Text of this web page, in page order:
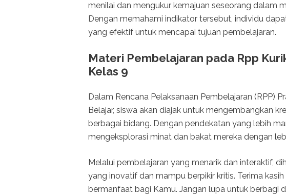
menilai dan mengukur kemajuan seseorang dalam
Dengan memahami indikator tersebut, individu
yang efektif untuk mencapai tujuan pembelajaran.
Materi Pembelajaran pada Rpp
Kelas 9
Dalam Rencana Pelaksanaan Pembelajaran (RPP)
Belajar, siswa akan diajak untuk mengembangkan
berbagai bidang. Dengan pendekatan yang lebih
mengeksplorasi minat dan bakat mereka dengan
Melalui pembelajaran yang menarik dan interaktif,
yang inovatif dan mampu berpikir kritis. Terima
bermanfaat bagi Kamu. Jangan lupa untuk berbagi